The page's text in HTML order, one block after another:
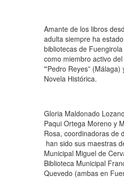
Amante de los libros
adulta siempre ha
bibliotecas de
como miembro activo
“Pedro Reyes” (Málaga)
Novela Histórica.
Gloria Maldonado
Paqui Ortega Moreno y
Rosa, coordinadoras de
han sido sus maestras
Municipal Miguel de
Biblioteca Municipal
Quevedo (ambas en